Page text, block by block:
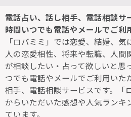
電話占い、話し相手、電話相談サ
時間いつでも電話やメールでご利
「ロバミミ」では恋愛、結婚、
人の恋愛相性、将来や転職、人間
が相談したい・占って欲しいと思
つでも電話やメールでご利用いた
相手、電話相談サービスです。「
からいただいた感想や人気ランキ
ています。